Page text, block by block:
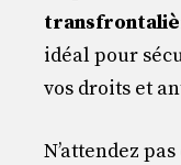
idéal pour
vos droits et
N’attendez